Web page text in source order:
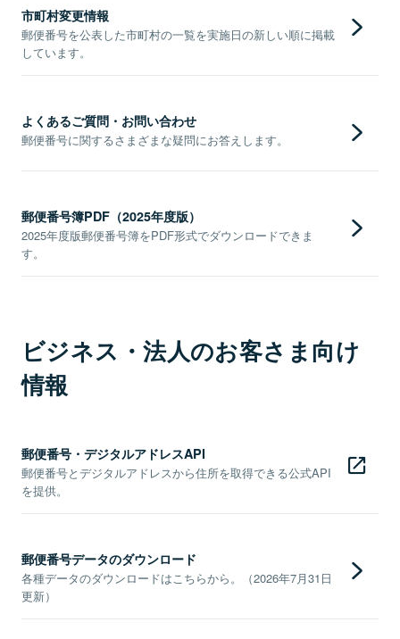
市町村変更情報
郵便番号を公表した市町村の一覧を実施日の新しい順に掲載
しています。
よくあるご質問・お問い合わせ
郵便番号に関するさまざまな疑問にお答えします。
郵便番号簿PDF（2025年度版）
2025年度版郵便番号簿をPDF形式でダウンロードできま
す。
ビジネス・法人のお客さま向け
情報
郵便番号・デジタルアドレスAPI
郵便番号とデジタルアドレスから住所を取得できる公式API
を提供。
郵便番号データのダウンロード
各種データのダウンロードはこちらから。（2026年7月31日
更新）